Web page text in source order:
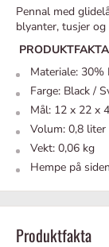
Pennal med
blyanter, tusjer
Materiale: 30%
Farge: Black /
Mål: 12 x 22 x
Volum: 0,8 liter
Vekt: 0,06 kg
Hempe på siden
Produktfakta